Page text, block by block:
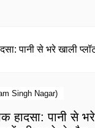
Singh Nagar)
हादसा: पानी से